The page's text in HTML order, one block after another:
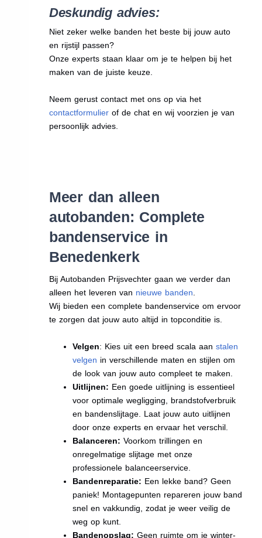
Deskundig advies:
Niet zeker welke banden het beste bij jouw auto
en rijstijl passen?
Onze experts staan klaar om je te helpen bij het
maken van de juiste keuze.
Neem gerust contact met ons op via het
contactformulierof de chat en wij voorzien je van
persoonlijk advies.
Meer dan alleen
autobanden: Complete
bandenservice in
Benedenkerk
Bij Autobanden Prijsvechter gaan we verder dan
alleen het leveren van nieuwe banden.
Wij bieden een complete bandenservice om ervoor
te zorgen dat jouw auto altijd in topconditie is.
Velgen: Kies uit een breed scala aan stalen
velgen in verschillende maten en stijlen om
de look van jouw auto compleet te maken.
Uitlijnen: Een goede uitlijning is essentieel
voor optimale wegligging, brandstofverbruik
en bandenslijtage. Laat jouw auto uitlijnen
door onze experts en ervaar het verschil.
Balanceren: Voorkom trillingen en
onregelmatige slijtage met onze
professionele balanceerservice.
Bandenreparatie: Een lekke band? Geen
paniek! Montagepunten repareren jouw band
snel en vakkundig, zodat je weer veilig de
weg op kunt.
Bandenopslag: Geen ruimte om je winter-